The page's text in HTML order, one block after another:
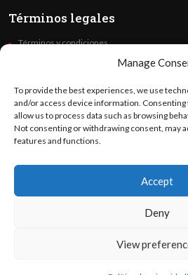
Manage
To provide the best experiences, we use
and/or access device information.
allow us to process data such as browsing
Not consenting or withdrawing consent, may
features and functions.
Accept
Deny
View
Términos legales
Términos y condiciones
Code of Ethics
Síguenos
©OratoWorld Media 2026. Todos